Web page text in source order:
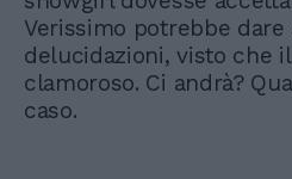
Verissimo potrebbe
delucidazioni, visto che
clamoroso. Ci andrà?
caso.